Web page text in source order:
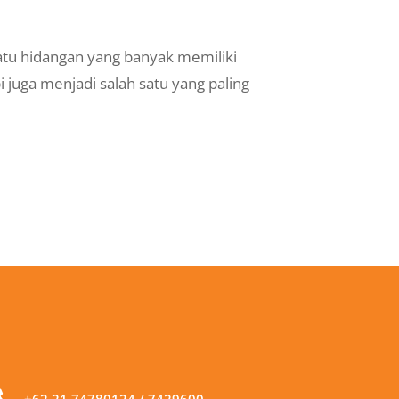
hidangan yang banyak memiliki
menjadi salah satu yang paling